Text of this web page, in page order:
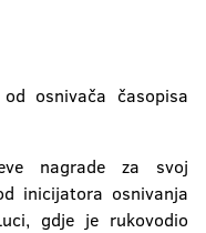
osnivača časopisa
nagrade za svoj
inicijatora osnivanja
gdje je rukovodio